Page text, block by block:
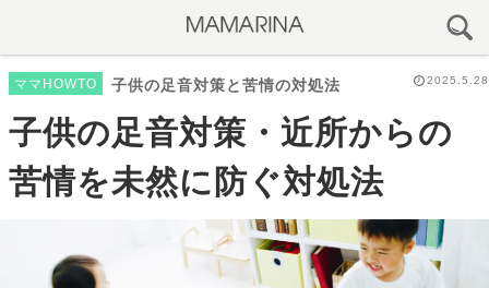
ママHOWTO 子供の足音対策と苦情の対処法 2025.5.28
子供の足音対策・近所からの
苦情を未然に防ぐ対処法